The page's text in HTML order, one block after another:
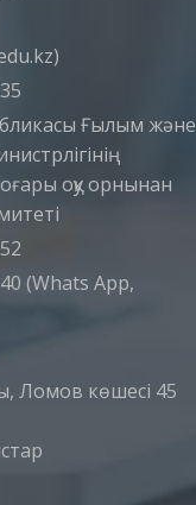
Ғылым және
оқу орнынан
(Whats App,
Ломов көшесі 45